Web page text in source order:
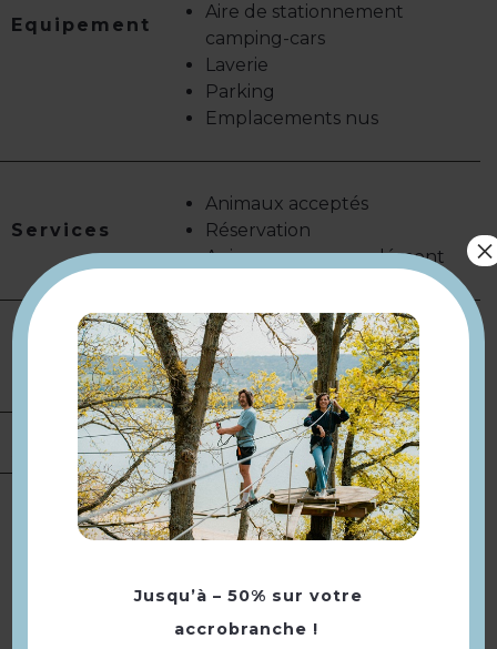
Equipement
Aire de stationnement
camping-cars
Laverie
Parking
Emplacements nus
Services
Animaux acceptés
Réservation
Animaux avec supplément
Conforts
Coin cuisine
Douche
Location de
salles
Langues Langue(s) parlée(s) :Français
À voir aussi ...
Jusqu’à – 50% sur votre
accrobranche !
×